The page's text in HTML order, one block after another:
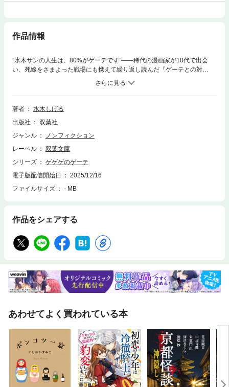
作品情報
”水木サンの人生は、80%がゲーテです”――稀代の漫画家が10代で出会
い、死線をさまよった戦場にも携えて繰り返し読んだ『ゲーテとの対
話』。ドイツの文豪・ゲーテが創作、仕事、恋愛、人生について語り尽く
した名言の中から、水木サン自身が選んだ93篇を収録。体の隅々まで沁み
込んだゲーテの思想を、ユーモアたっぷりに解きほぐす。インタビューや
過去の執筆原稿も交えつつ、水木サンが敬愛した賢者の“人生の杖”となる
著者
水木しげる
出版社
双葉社
ジャンル
ノンフィクション
レーベル
双葉文庫
シリーズ
ゲゲゲのゲーテ
電子版配信開始日
2025/12/16
ファイルサイズ
- MB
作品をシェアする
あわせてよく買われている本